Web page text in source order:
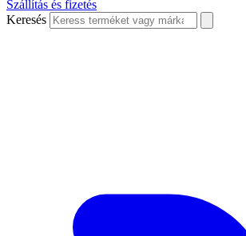
Szállítás és fizetés
Keresés